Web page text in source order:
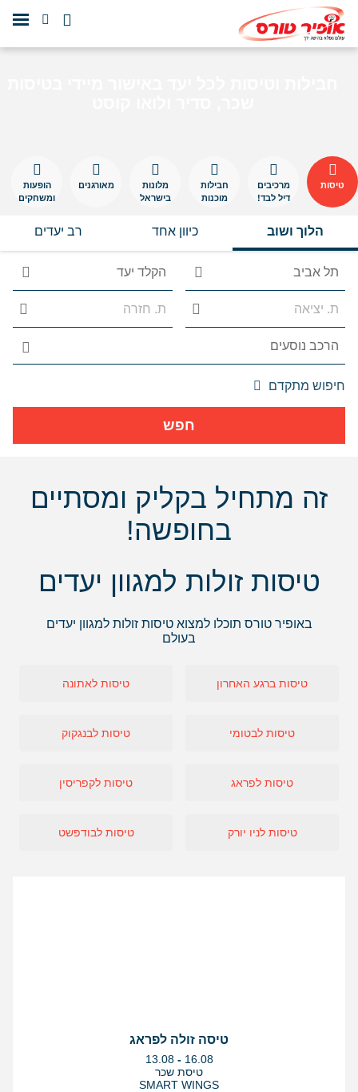
טיסות
מרכיבים
דיל לבד!
חבילות
מוכנות
מלונות
בישראל
מאורגנים
הופעות
ומשחקים
הלוך ושוב כיוון אחד רב יעדים
חפש
חיפוש מתקדם
אפשרויות
הנוספות
זה מתחיל בקליק ומסתיים
בחופשה!
טיסות זולות למגוון יעדים
באופיר טורס תוכלו למצוא טיסות זולות למגוון יעדים
בעולם
טיסות ברגע האחרון טיסות לאתונה
טיסות לבטומי טיסות לבנגקוק
טיסות לפראג טיסות לקפריסין
טיסות לניו יורק טיסות לבודפשט
טיסה זולה לפראג
בין
התאריכים,
13.08 - 16.08
טיסת שכר
SMART WINGS